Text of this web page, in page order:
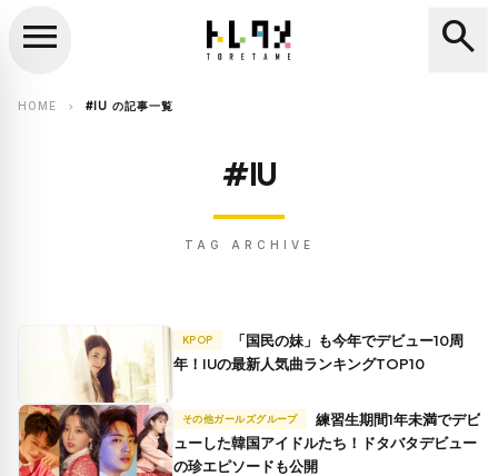
search
menu search
HOME chevron_right #IU の記事一覧
#IU
TAG ARCHIVE
KPOP
年！IUの最新人気曲ランキングTOP10
その他ガールズグループ
ューした韓国アイドルたち！ドタバタデビュー
の珍エピソードも公開